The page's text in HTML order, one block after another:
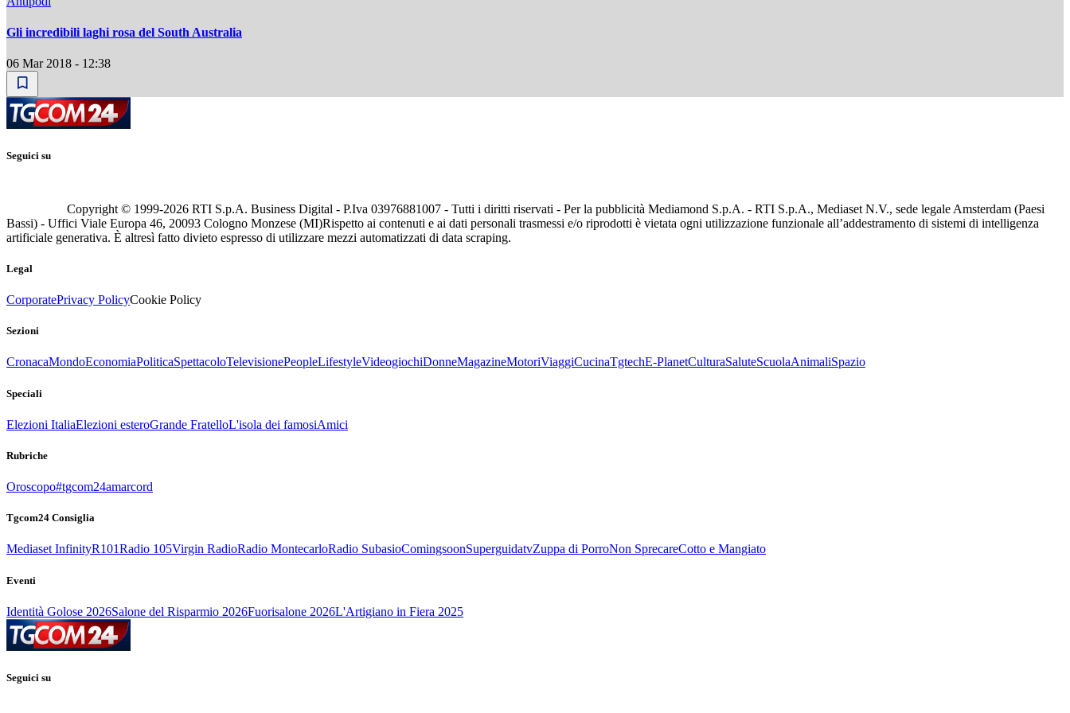
Gli incredibili laghi rosa del South Australia
06 Mar 2018 - 12:38
Seguici su
Copyright © 1999-2026 RTI S.p.A. Business Digital - P.Iva 03976881007 - Tutti i diritti riservati - Per la pubblicità Mediamond S.p.A. - RTI S.p.A., Mediaset N.V., sede legale Amsterdam (Paesi
Bassi) - Uffici Viale Europa 46, 20093 Cologno Monzese (MI)Rispetto ai contenuti e ai dati personali trasmessi e/o riprodotti è vietata ogni utilizzazione funzionale all’addestramento di sistemi di intelligenza
artificiale generativa. È altresì fatto divieto espresso di utilizzare mezzi automatizzati di data scraping.
Legal
CorporatePrivacy PolicyCookie Policy
Sezioni
CronacaMondoEconomiaPoliticaSpettacoloTelevisionePeopleLifestyleVideogiochiDonneMagazineMotoriViaggiCucinaTgtechE-PlanetCulturaSaluteScuolaAnimaliSpazio
Speciali
Elezioni ItaliaElezioni esteroGrande FratelloL'isola dei famosiAmici
Rubriche
Oroscopo#tgcom24amarcord
Tgcom24 Consiglia
Mediaset InfinityR101Radio 105Virgin RadioRadio MontecarloRadio SubasioComingsoonSuperguidatvZuppa di PorroNon SprecareCotto e Mangiato
Eventi
Identità Golose 2026Salone del Risparmio 2026Fuorisalone 2026L'Artigiano in Fiera 2025
Seguici su